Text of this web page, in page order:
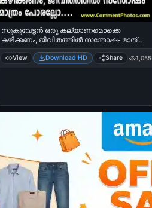
സുകുവേട്ടന്‍ ഒരു കല്യാണമൊക്കെ
കഴിക്കണം, ജീവിതത്തില്‍ സന്തോഷം മാത്രം
പോരല്ലോ. ബിജു മേനോന്‍ ഓര്‍ഡിനറി.
Sukuvettan Oru Kalyanamokke Kazhikkanam,
View Download HD Share 1,055